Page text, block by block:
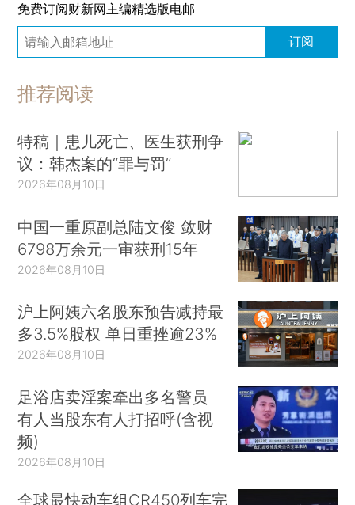
免费订阅财新网主编精选版电邮
订阅
推荐阅读
特稿｜患儿死亡、医生获刑争
议：韩杰案的“罪与罚”
2026年08月10日
中国一重原副总陆文俊 敛财
6798万余元一审获刑15年
2026年08月10日
沪上阿姨六名股东预告减持最
多3.5%股权 单日重挫逾23%
2026年08月10日
足浴店卖淫案牵出多名警员
有人当股东有人打招呼(含视
频)
2026年08月10日
全球最快动车组CR450列车完